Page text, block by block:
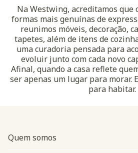
Na Westwing, acreditamos que
formas mais genuínas de
reunimos móveis, decoração,
tapetes, além de itens de
uma curadoria pensada para
evoluir junto com cada novo
Afinal, quando a casa reflete
ser apenas um lugar para morar.
para habitar.
Quem somos